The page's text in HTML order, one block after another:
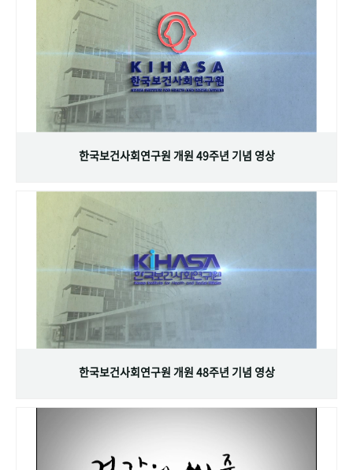
기록물 아카이브
사진 아카이브 문서 기록물 행정박물 영상 기록물
주년 기념
성과 50선 숫자로 보는 50년
VR 역사관
한국보건사회연구원 개원 49주년 기념 영상
한국보건사회연구원 개원 48주년 기념 영상